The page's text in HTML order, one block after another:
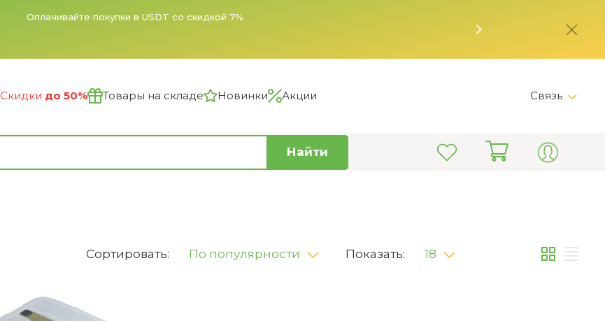
Оплачивайте покупки в USDT со скидкой 7%
Скидки до 50% Товары на складе Новинки Акции Связь
Telegram
Найти
Сортировать: По популярности Показать: 18